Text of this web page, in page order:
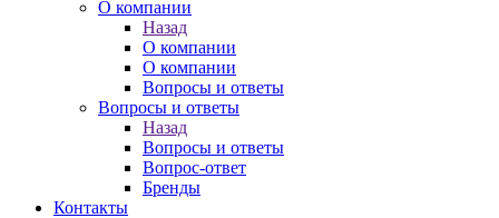
О компании
Назад
О компании
О компании
Вопросы и ответы
Вопросы и ответы
Назад
Вопросы и ответы
Вопрос-ответ
Бренды
Контакты